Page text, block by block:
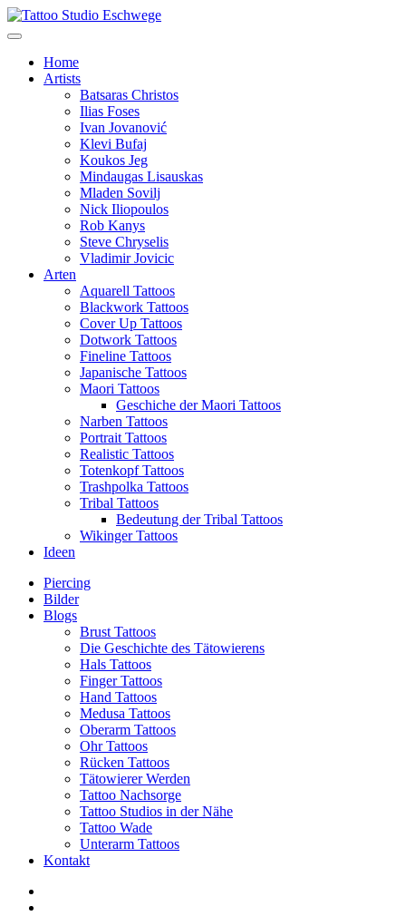
Home
Artists
Batsaras Christos
Ilias Foses
Ivan Jovanović
Klevi Bufaj
Koukos Jeg
Mindaugas Lisauskas
Mladen Sovilj
Nick Iliopoulos
Rob Kanys
Steve Chryselis
Vladimir Jovicic
Arten
Aquarell Tattoos
Blackwork Tattoos
Cover Up Tattoos
Dotwork Tattoos
Fineline Tattoos
Japanische Tattoos
Maori Tattoos
Geschiche der Maori Tattoos
Narben Tattoos
Portrait Tattoos
Realistic Tattoos
Totenkopf Tattoos
Trashpolka Tattoos
Tribal Tattoos
Bedeutung der Tribal Tattoos
Wikinger Tattoos
Ideen
Piercing
Bilder
Blogs
Brust Tattoos
Die Geschichte des Tätowierens
Hals Tattoos
Finger Tattoos
Hand Tattoos
Medusa Tattoos
Oberarm Tattoos
Ohr Tattoos
Rücken Tattoos
Tätowierer Werden
Tattoo Nachsorge
Tattoo Studios in der Nähe
Tattoo Wade
Unterarm Tattoos
Kontakt